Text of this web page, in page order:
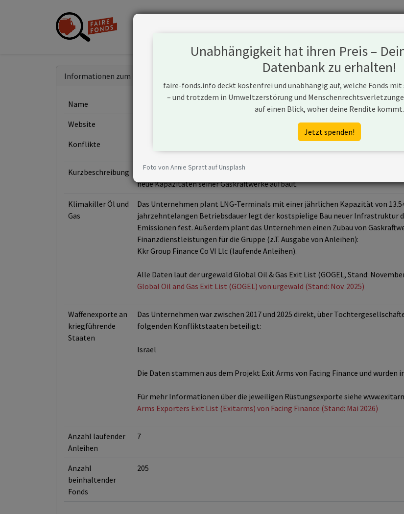
Informationen zum Unternehmen
Name
Website
Konflikte
Kurzbeschreibung
KKR & Co Inc ist ein Unternehmen aus den USA, das den Ausbau von
neue Kapazitäten seiner Gaskraftwerke aufbaut.
Klimakiller Öl und
Gas
Das Unternehmen plant LNG-Terminals mit einer jährlichen Kapazität von
jahrzehntelangen Betriebsdauer legt der kostspielige Bau neuer Infrastruktur
Emissionen fest. Außerdem plant das Unternehmen einen Zubau von
Finanzdienstleistungen für die Gruppe (z.T. Ausgabe von Anleihen):
Kkr Group Finance Co VI Llc (laufende Anleihen).
Alle Daten laut der urgewald Global Oil & Gas Exit List (GOGEL, Stand:
Global Oil and Gas Exit List (GOGEL) von urgewald (Stand: Nov. 2025)
Waffenexporte an
kriegführende
Staaten
Das Unternehmen war zwischen 2017 und 2025 direkt, über
folgenden Konfliktstaaten beteiligt:
Israel
Die Daten stammen aus dem Projekt Exit Arms von Facing Finance und wurden
Für mehr Informationen über die jeweiligen Rüstungsexporte siehe
Arms Exporters Exit List (Exitarms) von Facing Finance (Stand: Mai 2026)
Anzahl laufender
Anleihen
7
Anzahl
beinhaltender
Fonds
205
Unabhängigkeit hat ihren Preis –
Datenbank zu erhalten!
faire-fonds.info deckt kostenfrei und unabhängig auf, welche Fonds
– und trotzdem in Umweltzerstörung und
auf einen Blick, woher deine Rendite kommt.
Jetzt spenden!
Foto von Annie Spratt auf Unsplash